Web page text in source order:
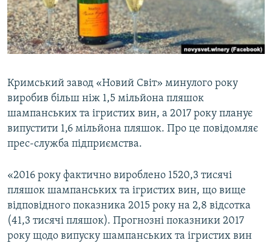
ВІДЕОУРОКИ «ELIFBE»
СВІДЧЕННЯ ОКУПАЦІЇ
УКРАЇНСЬКА ПРОБЛЕМА КРИМУ
Русский
Qırımtatar
Усі сайти RFE/RL
Кримський завод «Новий Світ» минулого року
виробив більш ніж 1,5 мільйона пляшок
шампанських та ігристих вин, а 2017 року планує
випустити 1,6 мільйона пляшок. Про це повідомляє
прес-служба підприємства.
«2016 року фактично вироблено 1520,3 тисячі
пляшок шампанських та ігристих вин, що вище
відповідного показника 2015 року на 2,8 відсотка
(41,3 тисячі пляшок). Прогнозні показники 2017
року щодо випуску шампанських та ігристих вин